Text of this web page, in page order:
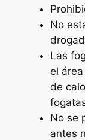
No
Las
el
de
No se
antes